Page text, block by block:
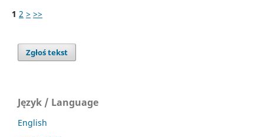
1 2 > >>
Zgłoś tekst
Język / Language
English